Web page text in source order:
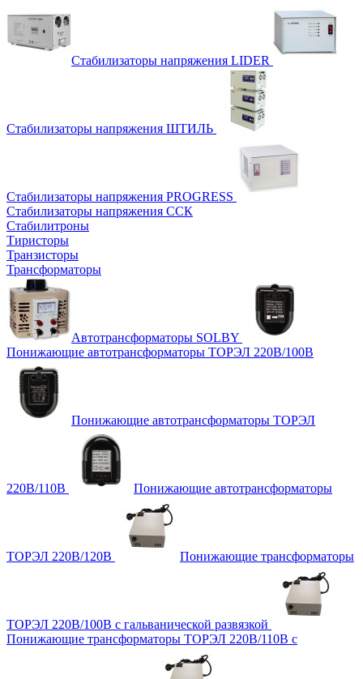
Стабилизаторы напряжения LIDER
Стабилизаторы напряжения ШТИЛЬ
Стабилизаторы напряжения PROGRESS
Стабилизаторы напряжения ССК
Стабилитроны
Тиристоры
Транзисторы
Трансформаторы
Автотрансформаторы SOLBY
Понижающие автотрансформаторы ТОРЭЛ 220В/100В
Понижающие автотрансформаторы ТОРЭЛ
220В/110В Понижающие автотрансформаторы
ТОРЭЛ 220В/120В Понижающие трансформаторы
ТОРЭЛ 220В/100В с гальванической развязкой
Понижающие трансформаторы ТОРЭЛ 220В/110В с